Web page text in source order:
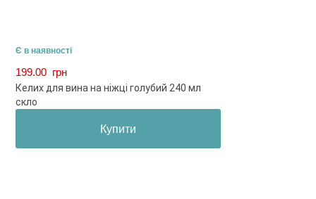
Є в наявності
199.00 грн
Келих для вина на ніжці голубий 240 мл
скло
Купити